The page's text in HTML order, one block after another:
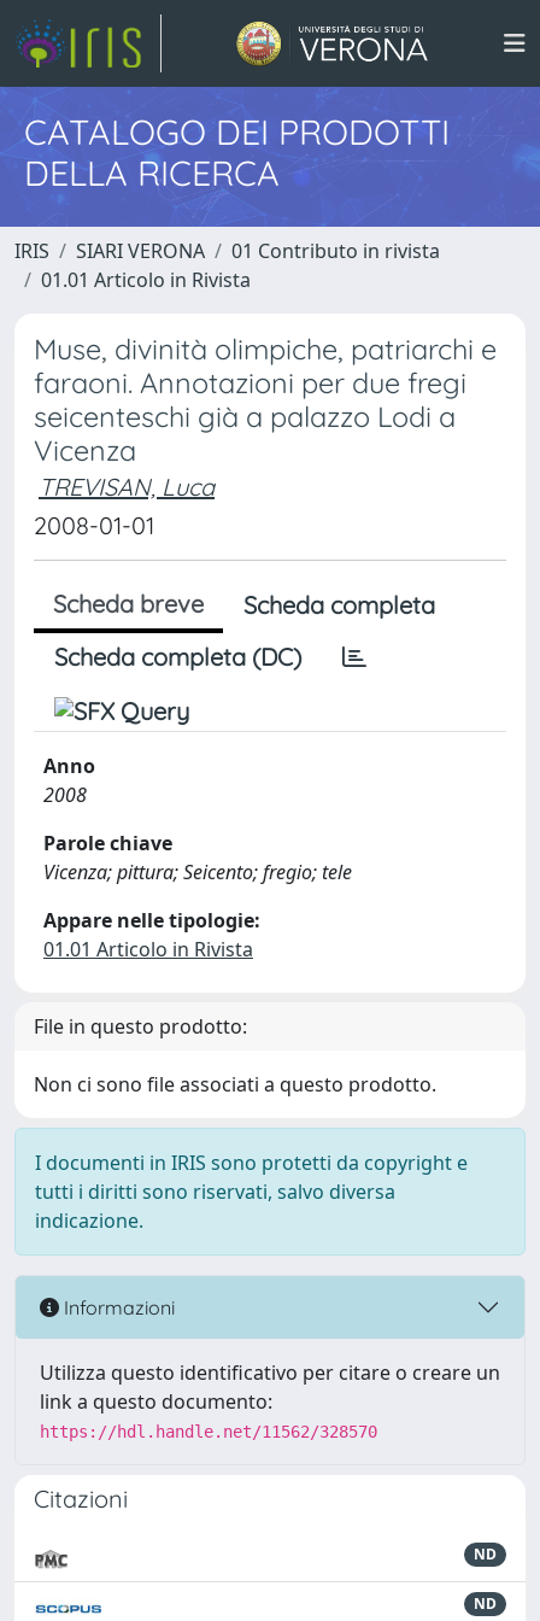
CATALOGO DEI PRODOTTI
DELLA RICERCA
IRIS SIARI VERONA
01 Contributo in rivista
01.01 Articolo in Rivista
Muse, divinità olimpiche, patriarchi e
faraoni. Annotazioni per due fregi
seicenteschi già a palazzo Lodi a
Vicenza
TREVISAN, Luca
2008-01-01
Scheda breve
Scheda completa
Scheda completa (DC)
Anno
2008
Parole chiave
Vicenza; pittura; Seicento; fregio; tele
Appare nelle tipologie:
01.01 Articolo in Rivista
File in questo prodotto:
Non ci sono file associati a questo prodotto.
I documenti in IRIS sono protetti da copyright e
tutti i diritti sono riservati, salvo diversa
indicazione.
Informazioni
Utilizza questo identificativo per citare o creare un
link a questo documento:
https://hdl.handle.net/11562/328570
Citazioni
ND
ND